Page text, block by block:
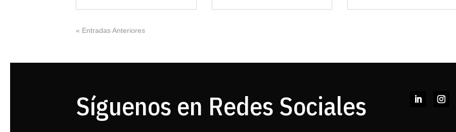
« Entradas Anteriores
Síguenos en Redes Sociales